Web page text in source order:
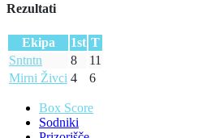
Rezultati
Ekipa 1st T
Sntntn
8
11
Mirni Živci 4 6
Box Score
Sodniki